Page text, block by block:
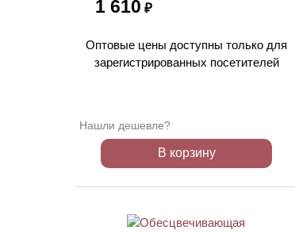
1 610 ₽
Оптовые цены доступны только для
зарегистрированных посетителей
Нашли дешевле?
В корзину